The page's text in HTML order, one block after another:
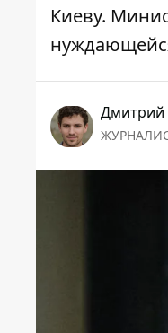
Киеву.
Дмитрий